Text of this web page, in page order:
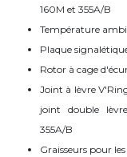
160M et 355A/B
Température
Plaque
Rotor à cage
Joint à lèvre
joint double
355A/B
Graisseurs pour